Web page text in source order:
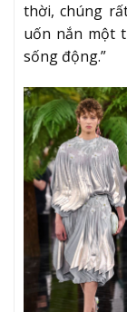
thời, chúng
uốn nắn một
sống động.”